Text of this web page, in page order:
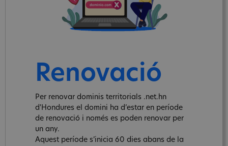
Renovació
Per renovar dominis territorials .net.hn
d'Hondures el domini ha d’estar en període
de renovació i només es poden renovar per
un any.
Aquest període s’inicia 60 dies abans de la